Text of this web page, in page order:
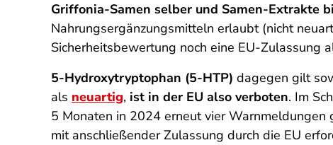
Griffonia-Samen selber und Samen-Extrakte
Nahrungsergänzungsmitteln erlaubt (nicht
Sicherheitsbewertung noch eine EU-Zulassung
5-Hydroxytryptophan (5-HTP) dagegen gilt
als neuartig, ist in der EU also verboten. Im
5 Monaten in 2024 erneut vier
mit anschließender Zulassung durch die EU